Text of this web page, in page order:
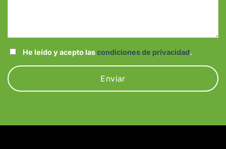
He leído y acepto lascondiciones de privacidad.